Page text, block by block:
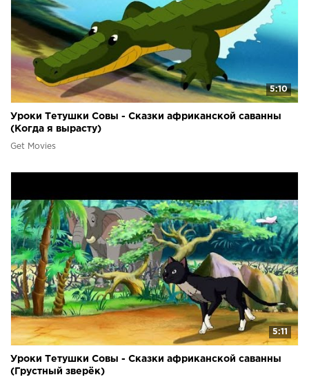
5:10
Уроки Тетушки Совы - Сказки африканской саванны
(Когда я вырасту)
Get Movies
5:11
Уроки Тетушки Совы - Сказки африканской саванны
(Грустный зверёк)